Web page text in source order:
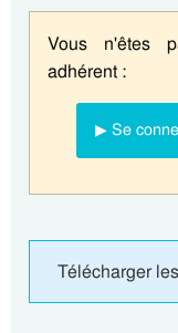
Vous n'êtes
adhérent :
▶ Se
Télécharger